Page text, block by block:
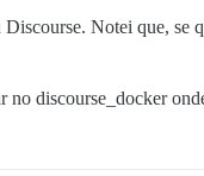
Notei que,
no discourse_docker